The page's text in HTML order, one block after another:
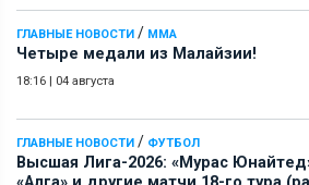
ГЛАВНЫЕ НОВОСТИ / ММА
Четыре медали из Малайзии!
18:16 | 04 августа
ГЛАВНЫЕ НОВОСТИ / ФУТБОЛ
Высшая Лига-2026: «Мурас